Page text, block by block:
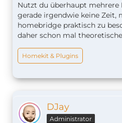
Nutzt du überhaupt mehrere
gerade irgendwie keine Zeit,
homebridge praktisch zu
daher schon mal
Homekit & Plugins
DJay
Administrator